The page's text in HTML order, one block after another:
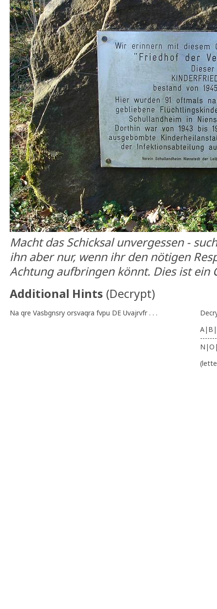
Macht das Schicksal unvergessen -
ihn aber nur, wenn ihr den nötigen
Achtung aufbringen könnt. Dies ist ein
Additional Hints (Decrypt)
Na qre Vasbgnsry orsvaqra fvpu DE Uvajrvfr . . .